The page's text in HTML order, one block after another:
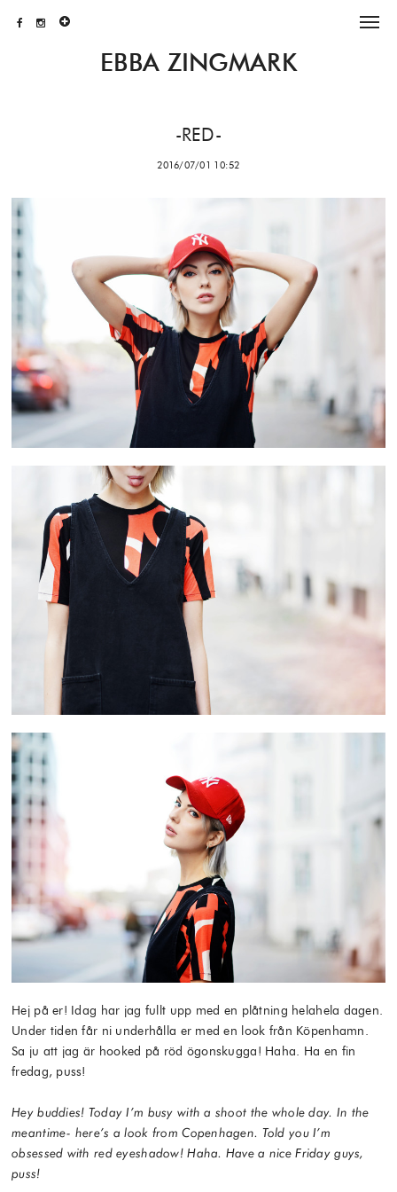
EBBA ZINGMARK
-RED-
2016/07/01 10:52
Hej på er! Idag har jag fullt upp med en plåtning helahela dagen.
Under tiden får ni underhålla er med en look från Köpenhamn.
Sa ju att jag är hooked på röd ögonskugga! Haha. Ha en fin
fredag, puss!
Hey buddies! Today I’m busy with a shoot the whole day. In the
meantime- here’s a look from Copenhagen. Told you I’m
obsessed with red eyeshadow! Haha. Have a nice Friday guys,
puss!